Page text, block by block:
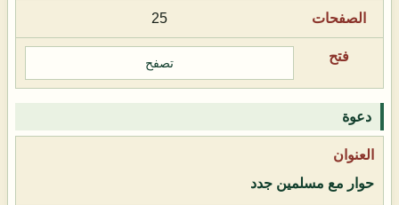
25
تصفح
دعوة
حوار مع مسلمين جدد